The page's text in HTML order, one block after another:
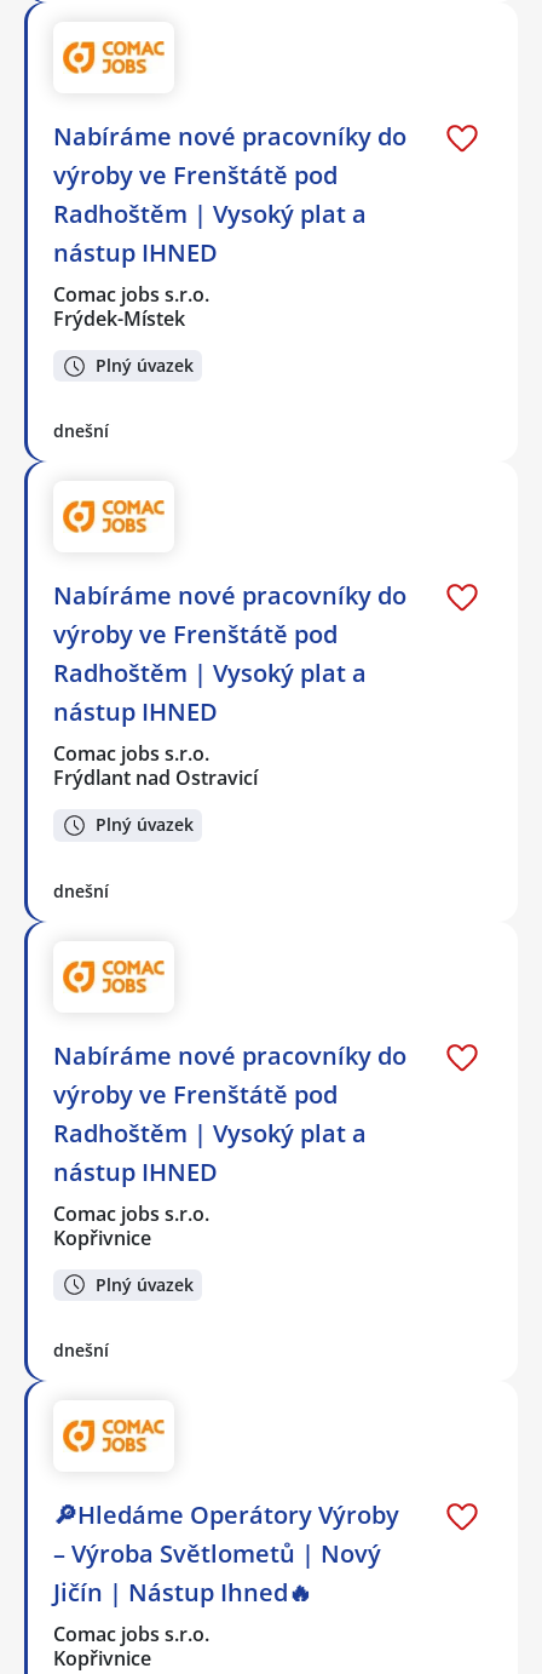
Nabíráme nové pracovníky do
výroby ve Frenštátě pod
Radhoštěm | Vysoký plat a
nástup IHNED
Comac jobs s.r.o.
Frýdek-Místek
Plný úvazek
dnešní
Nabíráme nové pracovníky do
výroby ve Frenštátě pod
Radhoštěm | Vysoký plat a
nástup IHNED
Comac jobs s.r.o.
Frýdlant nad Ostravicí
Plný úvazek
dnešní
Nabíráme nové pracovníky do
výroby ve Frenštátě pod
Radhoštěm | Vysoký plat a
nástup IHNED
Comac jobs s.r.o.
Kopřivnice
Plný úvazek
dnešní
🔎Hledáme Operátory Výroby
– Výroba Světlometů | Nový
Jičín | Nástup Ihned🔥
Comac jobs s.r.o.
Kopřivnice